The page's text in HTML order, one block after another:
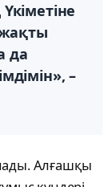
да
–
Алғашқы